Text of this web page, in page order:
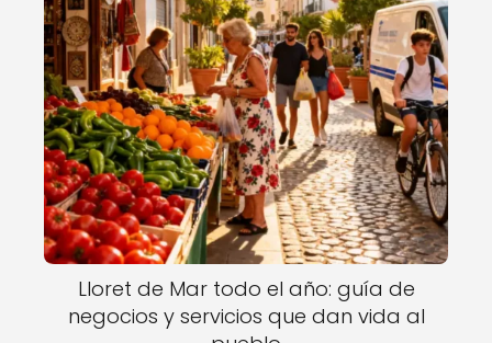
Lloret de Mar todo el año: guía de
negocios y servicios que dan vida al